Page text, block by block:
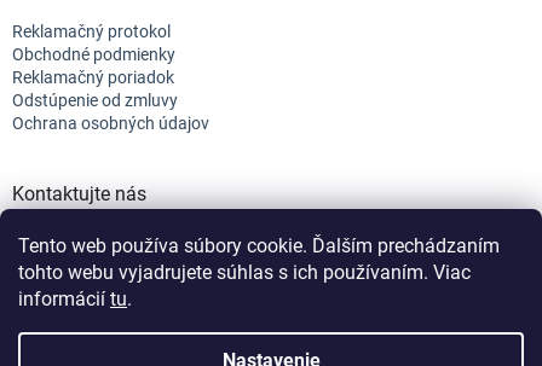
Tento web používa súbory cookie. Ďalším prechádzaním
tohto webu vyjadrujete súhlas s ich používaním. Viac
informácií tu.
Nastavenie
Reklamačný protokol
Obchodné podmienky
Reklamačný poriadok
Odstúpenie od zmluvy
Ochrana osobných údajov
Kontaktujte nás
+421 944 682 154
info@efix.top